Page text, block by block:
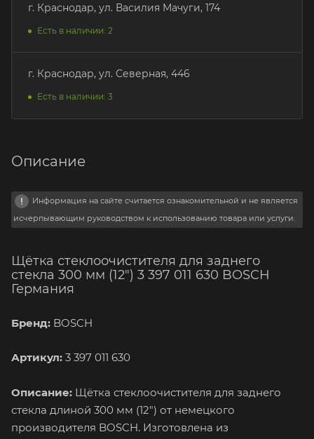
г. Краснодар, ул. Василия Мачуги, 174
Есть в наличии: 2
г. Краснодар, ул. Северная, 446
Есть в наличии: 3
Описание
Информация на сайте считается ознакомительной и не является
исчерпывающим руководством к использованию товара или услуги.
Щётка стеклоочистителя для заднего
стекла 300 мм (12") 3 397 011 630 BOSCH
Германия
Бренд: BOSCH
Артикул: 3 397 011 630
Описание: Щётка стеклоочистителя для заднего
стекла длиной 300 мм (12") от немецкого
производителя BOSCH. Изготовлена из